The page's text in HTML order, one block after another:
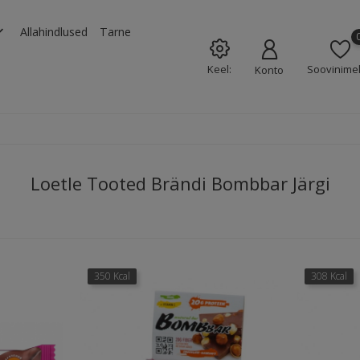
Allahindlused Tarne
Keel: Konto
Loetle Tooted Brändi Bombbar Järgi
350 Kcal 308 Kcal